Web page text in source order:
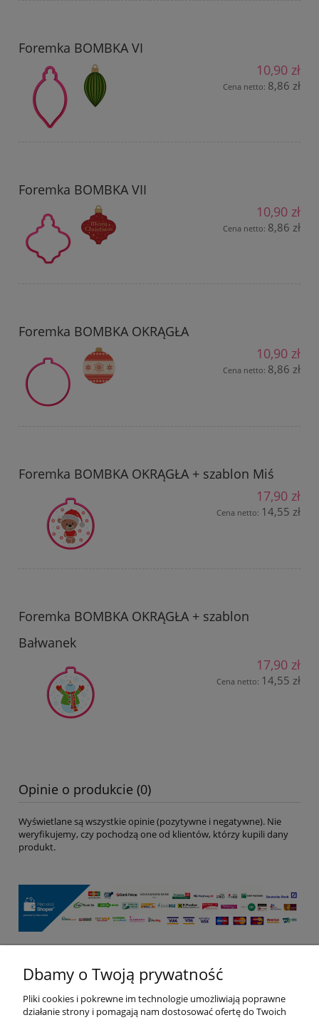
Foremka BOMBKA VI
10,90 zł
Cena netto: 8,86 zł
Foremka BOMBKA VII
10,90 zł
Cena netto: 8,86 zł
Foremka BOMBKA OKRĄGŁA
10,90 zł
Cena netto: 8,86 zł
Foremka BOMBKA OKRĄGŁA + szablon Miś
17,90 zł
Cena netto: 14,55 zł
Foremka BOMBKA OKRĄGŁA + szablon
Bałwanek
17,90 zł
Cena netto: 14,55 zł
Opinie o produkcie (0)
Wyświetlane są wszystkie opinie (pozytywne i negatywne). Nie
weryfikujemy, czy pochodzą one od klientów, którzy kupili dany
produkt.
Pomoc
Moje konto
Dbamy o Twoją prywatność
Pliki cookies i pokrewne im technologie umożliwiają poprawne
działanie strony i pomagają nam dostosować ofertę do Twoich